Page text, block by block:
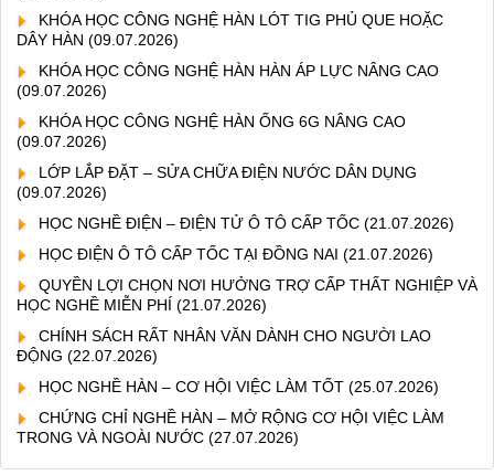
KHÓA HỌC CÔNG NGHỆ HÀN LÓT TIG PHỦ QUE HOẶC
DÂY HÀN (09.07.2026)
KHÓA HỌC CÔNG NGHỆ HÀN HÀN ÁP LỰC NÂNG CAO
(09.07.2026)
KHÓA HỌC CÔNG NGHỆ HÀN ỐNG 6G NÂNG CAO
(09.07.2026)
LỚP LẮP ĐẶT – SỬA CHỮA ĐIỆN NƯỚC DÂN DỤNG
(09.07.2026)
HỌC NGHỀ ĐIỆN – ĐIỆN TỬ Ô TÔ CẤP TỐC (21.07.2026)
HỌC ĐIỆN Ô TÔ CẤP TỐC TẠI ĐỒNG NAI (21.07.2026)
QUYỀN LỢI CHỌN NƠI HƯỞNG TRỢ CẤP THẤT NGHIỆP VÀ
HỌC NGHỀ MIỄN PHÍ (21.07.2026)
CHÍNH SÁCH RẤT NHÂN VĂN DÀNH CHO NGƯỜI LAO
ĐỘNG (22.07.2026)
HỌC NGHỀ HÀN – CƠ HỘI VIỆC LÀM TỐT (25.07.2026)
CHỨNG CHỈ NGHỀ HÀN – MỞ RỘNG CƠ HỘI VIỆC LÀM
TRONG VÀ NGOÀI NƯỚC (27.07.2026)